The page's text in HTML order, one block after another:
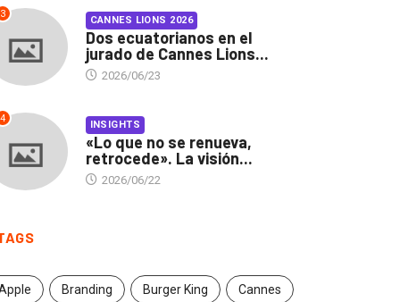
3 CANNES LIONS 2026
Dos ecuatorianos en el
jurado de Cannes Lions...
2026/06/23
4 INSIGHTS
«Lo que no se renueva,
retrocede». La visión...
2026/06/22
Branding Burger King Cannes